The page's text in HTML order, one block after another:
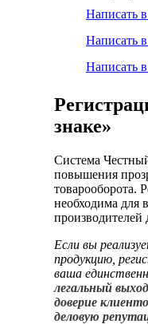
Написать
Написать
Написать
знаке»
Система
повышения
товарооборота.
необходима для
производителей
Если вы
продукцию,
ваша
легальный
доверие
деловую